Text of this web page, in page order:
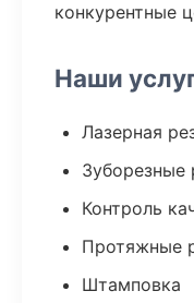
конкурентные
Наши
Лазерная
Зуборезные
Контроль
Протяжные
Штамповка